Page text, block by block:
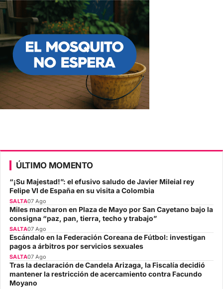
ÚLTIMO MOMENTO
“¡Su Majestad!”: el efusivo saludo de Javier Mileial rey
Felipe VI de España en su visita a Colombia
SALTA07 Ago
Miles marcharon en Plaza de Mayo por San Cayetano bajo la
consigna “paz, pan, tierra, techo y trabajo”
SALTA07 Ago
Escándalo en la Federación Coreana de Fútbol: investigan
pagos a árbitros por servicios sexuales
SALTA07 Ago
Tras la declaración de Candela Arizaga, la Fiscalía decidió
mantener la restricción de acercamiento contra Facundo
Moyano